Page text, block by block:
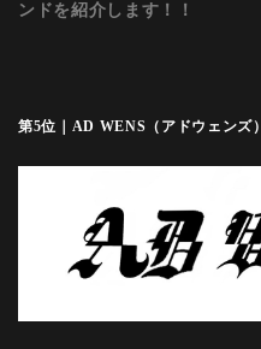
ンドを紹介します！！
第5位｜AD WENS（アドウェンズ）